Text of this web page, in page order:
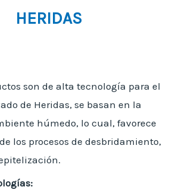
HERIDAS
son de alta tecnología para el
de Heridas, se basan en la
húmedo, lo cual, favorece
los procesos de desbridamiento,